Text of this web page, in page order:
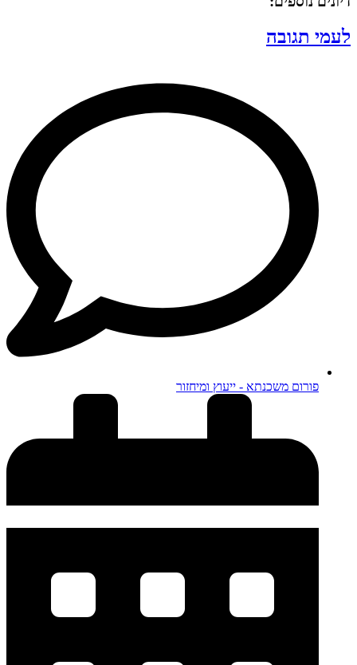
לעמי תגובה
פורום משכנתא - ייעוץ ומיחזור